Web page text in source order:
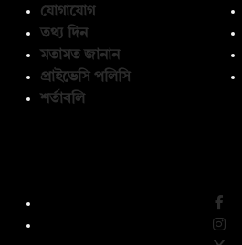
যোগাযোগ
তথ্য দিন
মতামত জানান
প্রাইভেসি পলিসি
শর্তাবলি